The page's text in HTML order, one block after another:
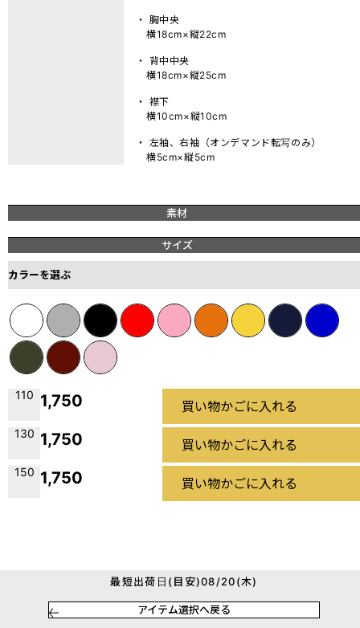
・ 胸中央
横18cm×縦22cm
・ 背中中央
横18cm×縦25cm
・ 襟下
横10cm×縦10cm
・ 左袖、右袖（オンデマンド転写のみ）
横5cm×縦5cm
素材
サイズ
カラーを選ぶ
110 1,750 買い物かごに入れる
130 1,750 買い物かごに入れる
150 1,750 買い物かごに入れる
最短出荷日(目安)08/20(木)
アイテム選択へ戻る